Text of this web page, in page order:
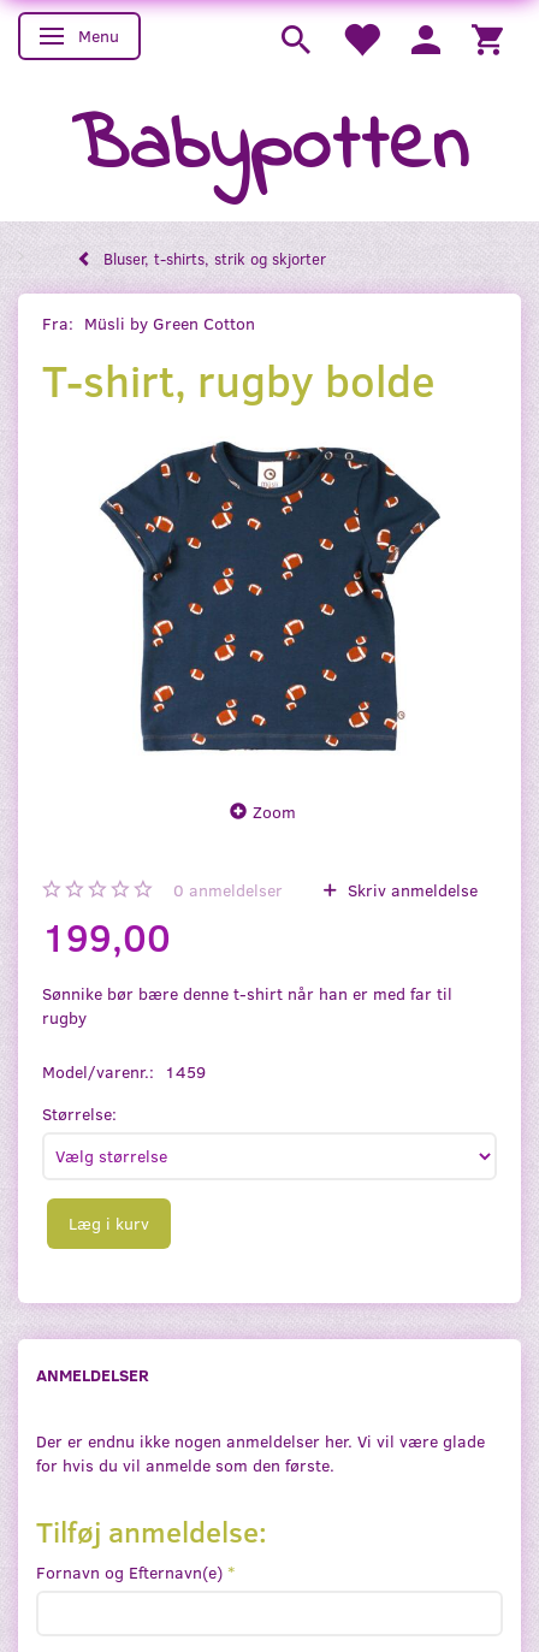
Skifte navigation
Menu
Babypotten
Bluser, t-shirts, strik og skjorter
Fra: Müsli by Green Cotton
T-shirt, rugby bolde
Zoom
0 anmeldelser Skriv anmeldelse
199,00
Sønnike bør bære denne t-shirt når han er med far til
rugby
Model/varenr.:
1459
Størrelse:
Læg i kurv
ANMELDELSER
Der er endnu ikke nogen anmeldelser her. Vi vil være glade
for hvis du vil anmelde som den første.
Tilføj anmeldelse:
Fornavn og Efternavn(e)